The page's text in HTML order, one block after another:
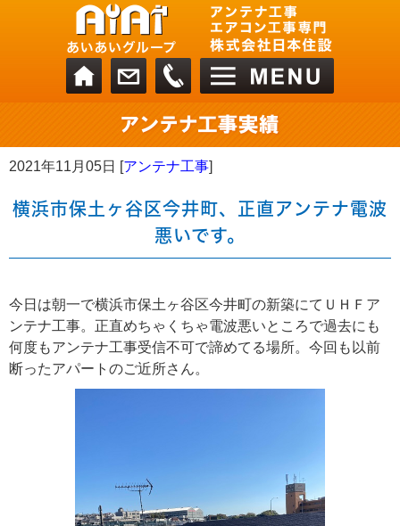
2021年11月05日 [アンテナ工事]
横浜市保土ヶ谷区今井町、正直アンテナ電波
悪いです。
今日は朝一で横浜市保土ヶ谷区今井町の新築にてＵＨＦア
ンテナ工事。正直めちゃくちゃ電波悪いところで過去にも
何度もアンテナ工事受信不可で諦めてる場所。今回も以前
断ったアパートのご近所さん。